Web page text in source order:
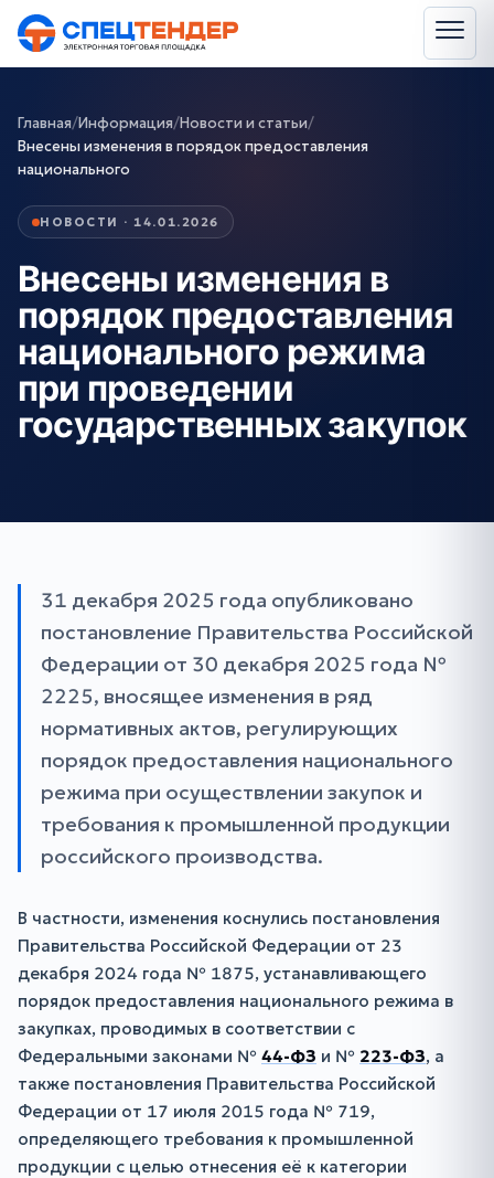
Главная/Информация/Новости и статьи/
Внесены изменения в порядок предоставления
национального
НОВОСТИ · 14.01.2026
Внесены изменения в
порядок предоставления
национального режима
при проведении
государственных закупок
31 декабря 2025 года опубликовано
постановление Правительства Российской
Федерации от 30 декабря 2025 года №
2225, вносящее изменения в ряд
нормативных актов, регулирующих
порядок предоставления национального
режима при осуществлении закупок и
требования к промышленной продукции
российского производства.
В частности, изменения коснулись постановления
Правительства Российской Федерации от 23
декабря 2024 года № 1875, устанавливающего
порядок предоставления национального режима в
закупках, проводимых в соответствии с
Федеральными законами № 44-ФЗ и № 223-ФЗ, а
также постановления Правительства Российской
Федерации от 17 июля 2015 года № 719,
определяющего требования к промышленной
продукции с целью отнесения её к категории